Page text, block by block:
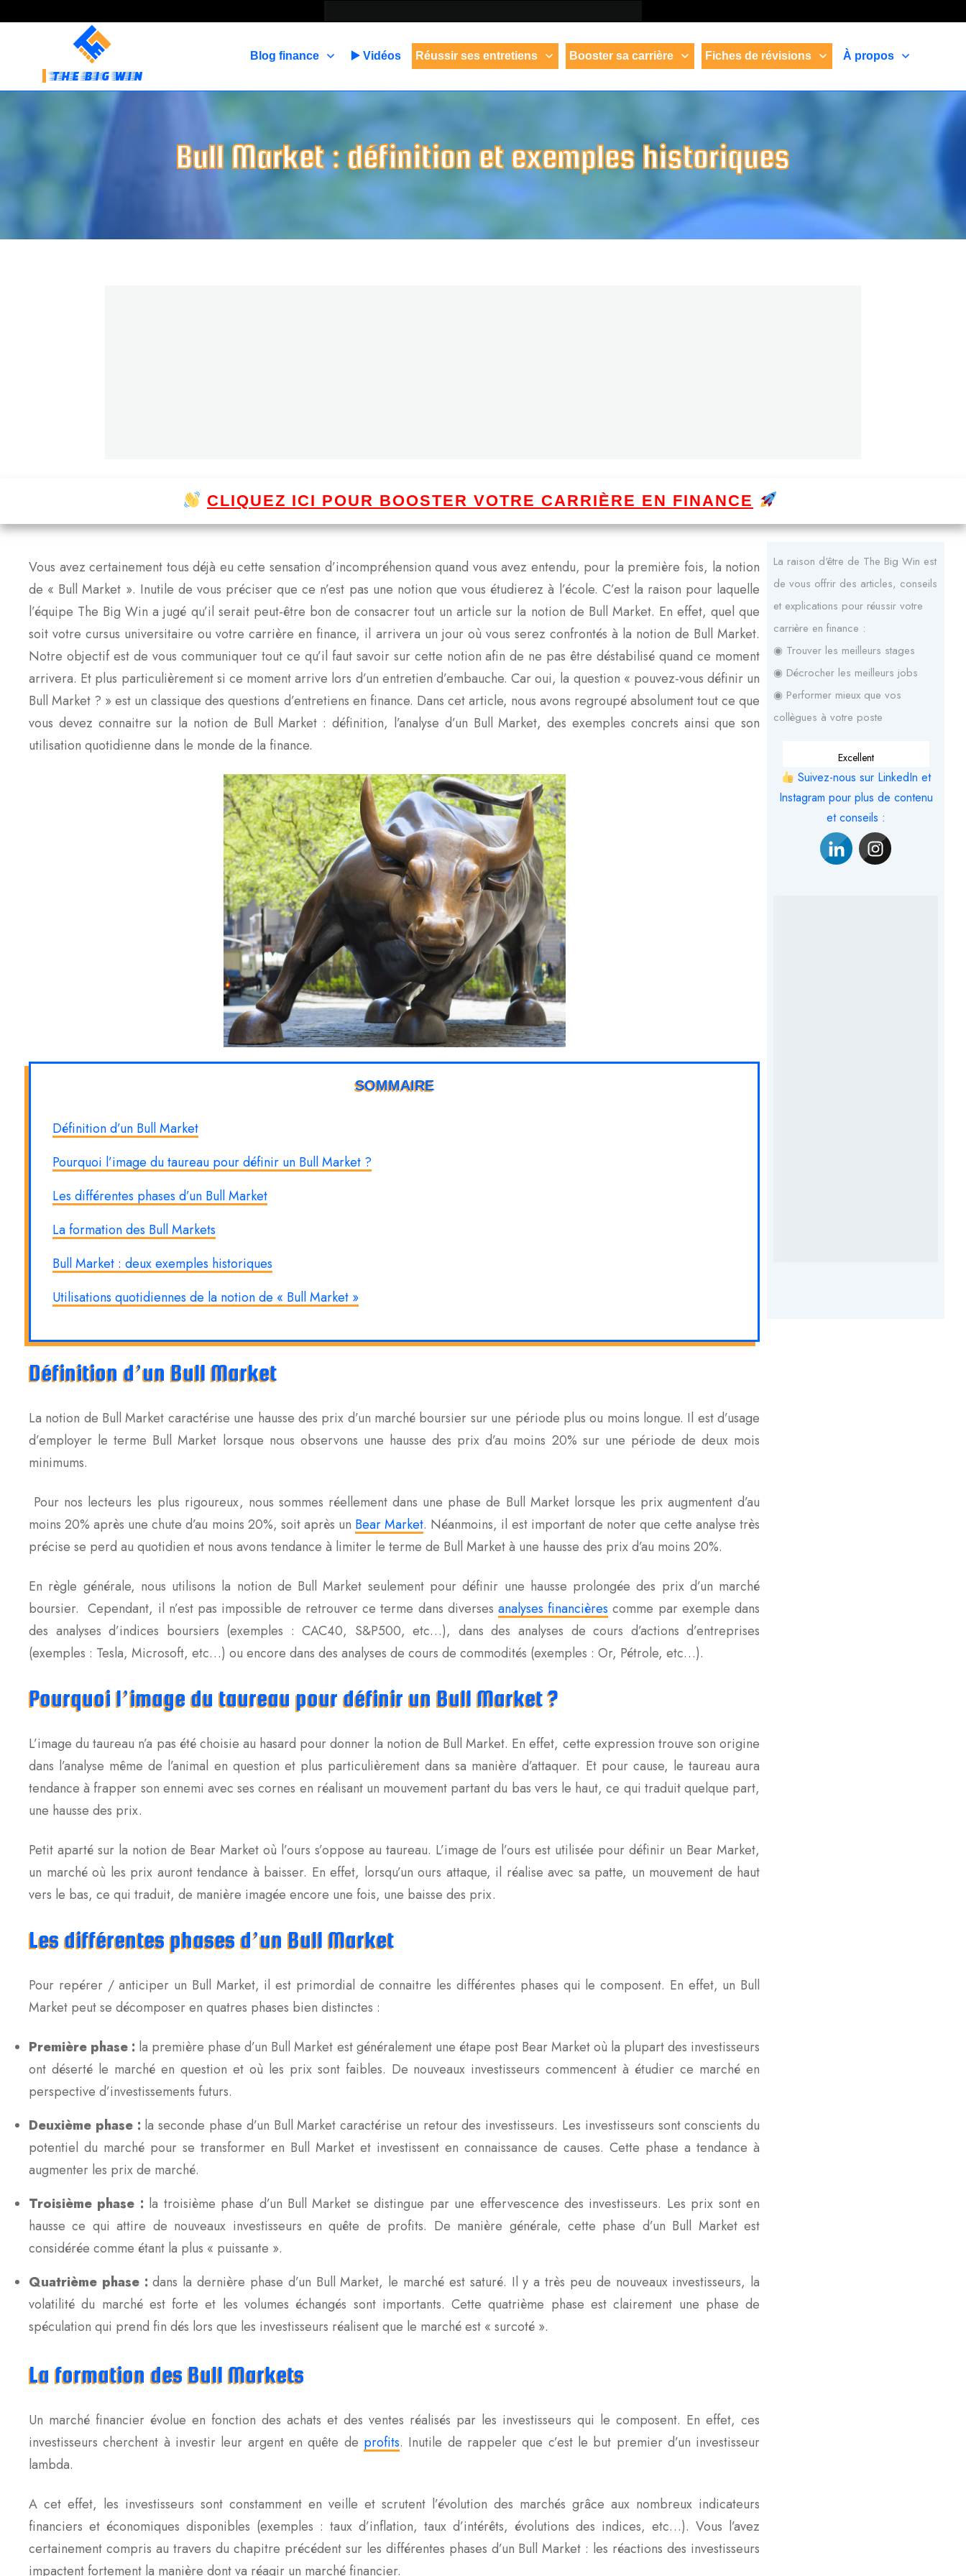
THE BIG WIN
Blog finance ▶️ Vidéos Réussir ses entretiens Booster sa carrière Fiches de révisions À propos
Bull Market : définition et exemples historiques
CLIQUEZ ICI POUR BOOSTER VOTRE CARRIÈRE EN FINANCE
Vous avez certainement tous déjà eu cette sensation d’incompréhension quand vous avez entendu, pour la première fois, la notion
de « Bull Market ». Inutile de vous préciser que ce n’est pas une notion que vous étudierez à l’école. C’est la raison pour laquelle
l’équipe The Big Win a jugé qu’il serait peut-être bon de consacrer tout un article sur la notion de Bull Market. En effet, quel que
soit votre cursus universitaire ou votre carrière en finance, il arrivera un jour où vous serez confrontés à la notion de Bull Market.
Notre objectif est de vous communiquer tout ce qu’il faut savoir sur cette notion afin de ne pas être déstabilisé quand ce moment
arrivera. Et plus particulièrement si ce moment arrive lors d’un entretien d’embauche. Car oui, la question « pouvez-vous définir un
Bull Market ? » est un classique des questions d’entretiens en finance. Dans cet article, nous avons regroupé absolument tout ce que
vous devez connaitre sur la notion de Bull Market : définition, l’analyse d’un Bull Market, des exemples concrets ainsi que son
utilisation quotidienne dans le monde de la finance.
SOMMAIRE
Définition d’un Bull Market
Pourquoi l’image du taureau pour définir un Bull Market ?
Les différentes phases d’un Bull Market
La formation des Bull Markets
Bull Market : deux exemples historiques
Utilisations quotidiennes de la notion de « Bull Market »
Définition d’un Bull Market
La notion de Bull Market caractérise une hausse des prix d’un marché boursier sur une période plus ou moins longue. Il est d’usage
d’employer le terme Bull Market lorsque nous observons une hausse des prix d’au moins 20% sur une période de deux mois
minimums.
Pour nos lecteurs les plus rigoureux, nous sommes réellement dans une phase de Bull Market lorsque les prix augmentent d’au
moins 20% après une chute d’au moins 20%, soit après un Bear Market. Néanmoins, il est important de noter que cette analyse très
précise se perd au quotidien et nous avons tendance à limiter le terme de Bull Market à une hausse des prix d’au moins 20%.
En règle générale, nous utilisons la notion de Bull Market seulement pour définir une hausse prolongée des prix d’un marché
boursier. Cependant, il n’est pas impossible de retrouver ce terme dans diversesanalyses financières comme par exemple dans
des analyses d’indices boursiers (exemples : CAC40, S&P500, etc…), dans des analyses de cours d’actions d’entreprises
(exemples : Tesla, Microsoft, etc…) ou encore dans des analyses de cours de commodités (exemples : Or, Pétrole, etc…).
Pourquoi l’image du taureau pour définir un Bull Market ?
L’image du taureau n’a pas été choisie au hasard pour donner la notion de Bull Market. En effet, cette expression trouve son origine
dans l’analyse même de l’animal en question et plus particulièrement dans sa manière d’attaquer. Et pour cause, le taureau aura
tendance à frapper son ennemi avec ses cornes en réalisant un mouvement partant du bas vers le haut, ce qui traduit quelque part,
une hausse des prix.
Petit aparté sur la notion de Bear Market où l’ours s’oppose au taureau. L’image de l’ours est utilisée pour définir un Bear Market,
un marché où les prix auront tendance à baisser. En effet, lorsqu’un ours attaque, il réalise avec sa patte, un mouvement de haut
vers le bas, ce qui traduit, de manière imagée encore une fois, une baisse des prix.
Les différentes phases d’un Bull Market
Pour repérer / anticiper un Bull Market, il est primordial de connaitre les différentes phases qui le composent. En effet, un Bull
Market peut se décomposer en quatres phases bien distinctes :
Première phase : la première phase d’un Bull Market est généralement une étape post Bear Market où la plupart des investisseurs
ont déserté le marché en question et où les prix sont faibles. De nouveaux investisseurs commencent à étudier ce marché en
perspective d’investissements futurs.
Deuxième phase :la seconde phase d’un Bull Market caractérise un retour des investisseurs. Les investisseurs sont conscients du
potentiel du marché pour se transformer en Bull Market et investissent en connaissance de causes. Cette phase a tendance à
augmenter les prix de marché.
Troisième phase :la troisième phase d’un Bull Market se distingue par une effervescence des investisseurs. Les prix sont en
hausse ce qui attire de nouveaux investisseurs en quête de profits. De manière générale, cette phase d’un Bull Market est
considérée comme étant la plus « puissante ».
Quatrième phase :dans la dernière phase d’un Bull Market, le marché est saturé. Il y a très peu de nouveaux investisseurs, la
volatilité du marché est forte et les volumes échangés sont importants. Cette quatrième phase est clairement une phase de
spéculation qui prend fin dés lors que les investisseurs réalisent que le marché est « surcoté ».
La formation des Bull Markets
Un marché financier évolue en fonction des achats et des ventes réalisés par les investisseurs qui le composent. En effet, ces
investisseurs cherchent à investir leur argent en quête de profits. Inutile de rappeler que c’est le but premier d’un investisseur
lambda.
A cet effet, les investisseurs sont constamment en veille et scrutent l’évolution des marchés grâce aux nombreux indicateurs
financiers et économiques disponibles (exemples : taux d’inflation, taux d’intérêts, évolutions des indices, etc…). Vous l’avez
certainement compris au travers du chapitre précédent sur les différentes phases d’un Bull Market : les réactions des investisseurs
impactent fortement la manière dont va réagir un marché financier.
La raison d'être de The Big Win est
de vous offrir des articles, conseils
et explications pour réussir votre
carrière en finance :
◉ Trouver les meilleurs stages
◉ Décrocher les meilleurs jobs
◉ Performer mieux que vos
collègues à votre poste
Excellent
Suivez-nous sur LinkedIn et
Instagram pour plus de contenu
et conseils :